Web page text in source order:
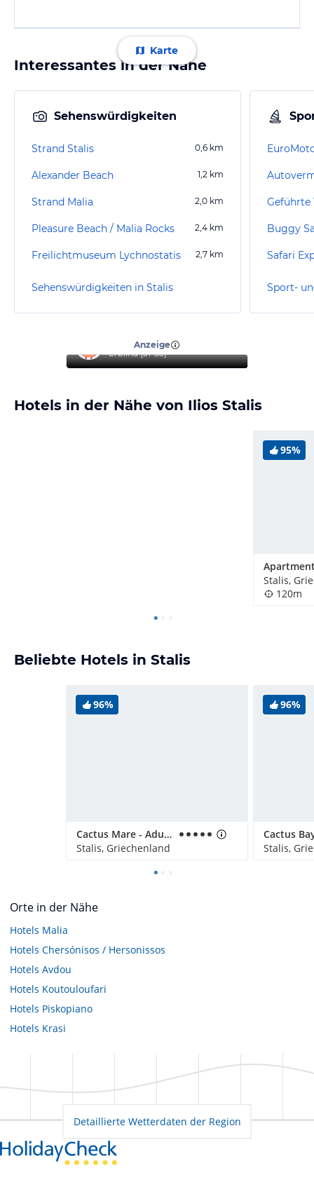
Karte
Interessantes in der Nähe
Sehenswürdigkeiten
Strand Stalis 0,6 km
Alexander Beach 1,2 km
Strand Malia 2,0 km
Pleasure Beach / Malia Rocks 2,4 km
Freilichtmuseum Lychnostatis 2,7 km
Sehenswürdigkeiten in Stalis
Buggy
Safari
Sport-
Anzeige
Erblina (31-35)
Hotels in der Nähe von Ilios Stalis
95%
Stalis,
120m
Beliebte Hotels in Stalis
96%
Cactus Mare - Adults only
Stalis, Griechenland
96%
Cactus
Stalis,
Orte in der Nähe
Hotels Malia
Hotels Chersónisos / Hersonissos
Hotels Avdou
Hotels Koutouloufari
Hotels Piskopiano
Hotels Krasi
Detaillierte Wetterdaten der Region